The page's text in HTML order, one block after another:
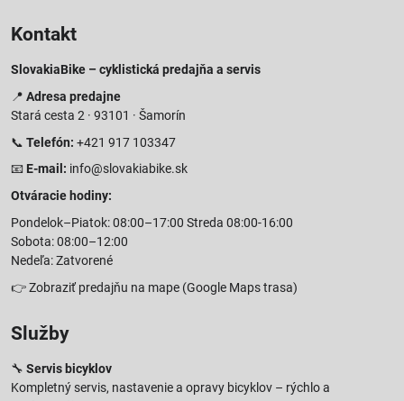
Kontakt
SlovakiaBike – cyklistická predajňa a servis
📍 Adresa predajne
Stará cesta 2 · 93101 · Šamorín
📞 Telefón: +421 917 103347
📧 E-mail: info@slovakiabike.sk
Otváracie hodiny:
Pondelok–Piatok: 08:00–17:00 Streda 08:00-16:00
Sobota: 08:00–12:00
Nedeľa: Zatvorené
👉Zobraziť predajňu na mape (Google Maps trasa)
Služby
🔧 Servis bicyklov
Kompletný servis, nastavenie a opravy bicyklov – rýchlo a